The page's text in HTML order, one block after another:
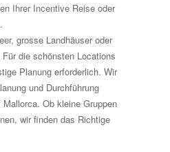
Ihrer Incentive Reise oder
grosse Landhäuser oder
die schönsten Locations
Planung erforderlich. Wir
und Durchführung
Ob kleine Gruppen
wir finden das Richtige